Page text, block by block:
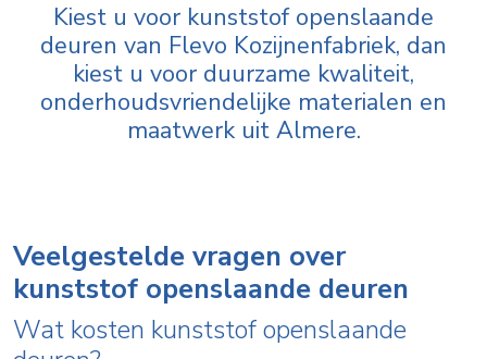
Kiest u voor kunststof openslaande
deuren van Flevo Kozijnenfabriek, dan
kiest u voor duurzame kwaliteit,
onderhoudsvriendelijke materialen en
maatwerk uit Almere.
Veelgestelde vragen over
kunststof openslaande deuren
Wat kosten kunststof openslaande